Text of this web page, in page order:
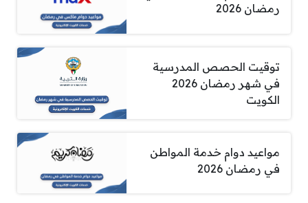
رمضان 2026
توقيت الحصص المدرسية
في شهر رمضان 2026
الكويت
مواعيد دوام خدمة المواطن
في رمضان 2026